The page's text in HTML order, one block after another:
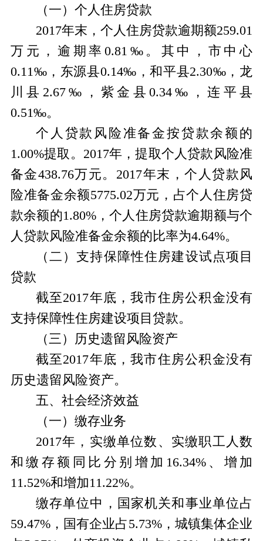
（一）个人住房贷款
2017年末，个人住房贷款逾期额259.01
万元，逾期率0.81‰。其中，市中心
0.11‰，东源县0.14‰，和平县2.30‰，龙
川县2.67‰，紫金县0.34‰，连平县
0.51‰。
个人贷款风险准备金按贷款余额的
1.00%提取。2017年，提取个人贷款风险准
备金438.76万元。2017年末，个人贷款风
险准备金余额5775.02万元，占个人住房贷
款余额的1.80%，个人住房贷款逾期额与个
人贷款风险准备金余额的比率为4.64%。
（二）支持保障性住房建设试点项目
贷款
截至2017年底，我市住房公积金没有
支持保障性住房建设项目贷款。
（三）历史遗留风险资产
截至2017年底，我市住房公积金没有
历史遗留风险资产。
五、社会经济效益
（一）缴存业务
2017年，实缴单位数、实缴职工人数
和缴存额同比分别增加16.34%、增加
11.52%和增加11.22%。
缴存单位中，国家机关和事业单位占
59.47%，国有企业占5.73%，城镇集体企业